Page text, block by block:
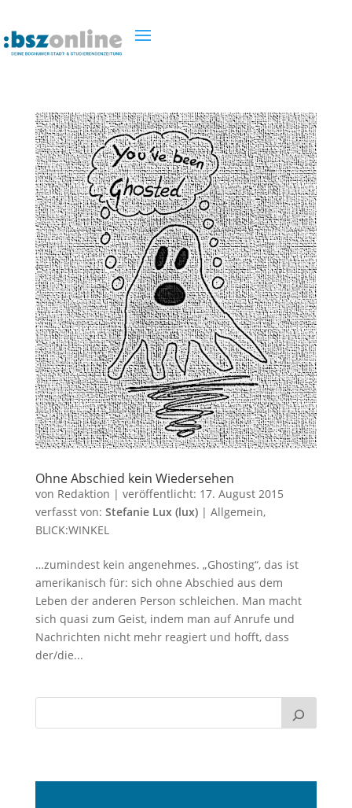
Ohne Abschied kein Wiedersehen
von Redaktion | veröffentlicht: 17. August 2015
verfasst von: Stefanie Lux (lux)| Allgemein,
BLICK:WINKEL
…zumindest kein angenehmes. „Ghosting“, das ist
amerikanisch für: sich ohne Abschied aus dem
Leben der anderen Person schleichen. Man macht
sich quasi zum Geist, indem man auf Anrufe und
Nachrichten nicht mehr reagiert und hofft, dass
der/die...